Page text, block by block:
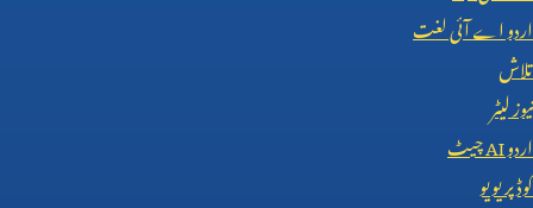
اردو اے آئی لغت
تلاش
نیوز لیٹر
اردوAIچیٹ
کوڈ پریویو